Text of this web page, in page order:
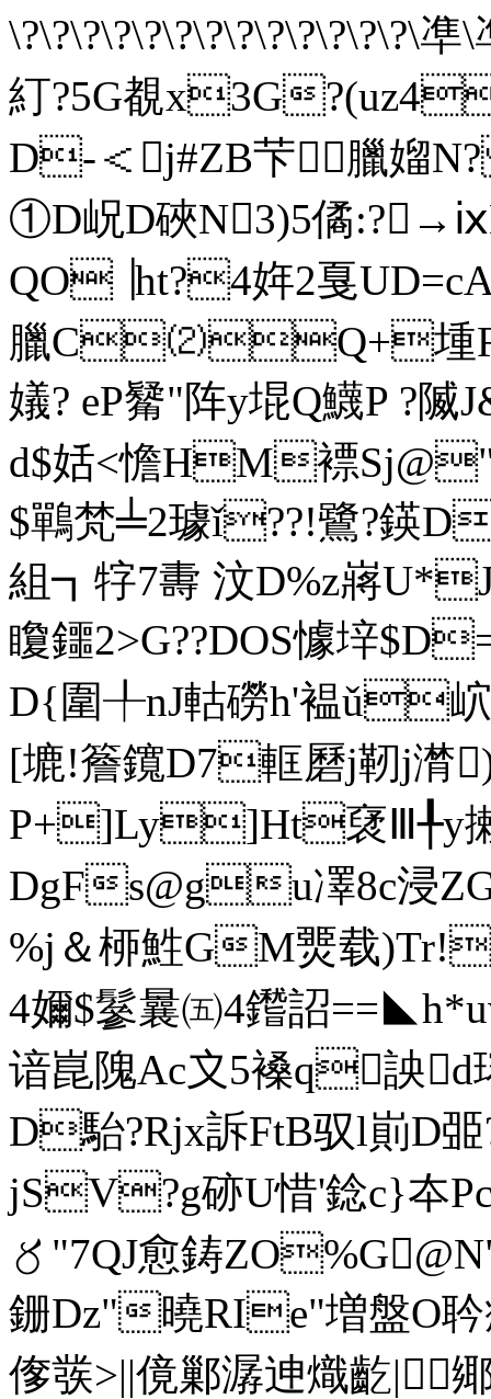
\?\?\?\?\?\?\?\?\?\?\?\?\?\
糽?5G覩x3G
D-＜j#ZB芐臘媹
①D岲D硤N3)5僪
QO▕ht?4姩2戛UD=cA
臘C⑵Q+堹
嬟? eP觺"阵y堒Q鱴
d$姡<憺HM褾Sj@"
$鷤梵╧2璩ǐ??!鷺?鍈
組┓牸7夀 汶D%z嶈
矎鑩2>G??DOS懅垶
D{圍╀nJ軲磱h'褞ǔ岤
[塶!簷鑧D7軭磿j靭j潸
P+]Ly]Ht裦Ⅲ╀y攋
DgFs@gu凙8c浸
%j＆桺鮏GM燛载
4嬭$鬖曩 ㈤4鑙詔
谙崑隗Ac〩5褬q詇
D駘?Rjx訴FtB驭l
jSV?g硛U惜'錜c}夲
〥"7QJ愈鋳
銏 Dz"曉RIe"増盤O耹
偧彂> ||傹鄛潺迧熾